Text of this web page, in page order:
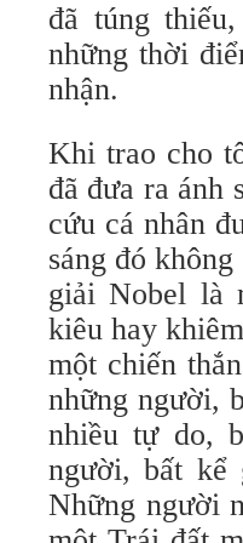
đã túng
những thời
nhận.
Khi trao cho
đã đưa ra ánh
cứu cá nhân
sáng đó
giải Nobel là
kiêu hay
một chiến
những người,
nhiều tự do,
người, bất kể
Những người